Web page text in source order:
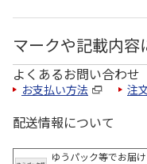
マークや記載内容
よくあるお問い合わせ
お支払い方法 注
配送情報について
ゆうパック等でお届